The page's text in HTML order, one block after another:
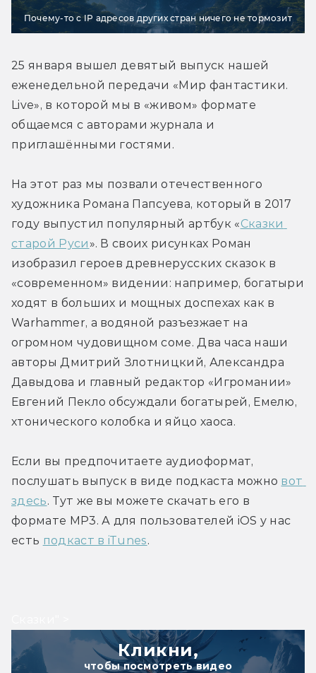
Почему-то с IP адресов других стран ничего не тормозит
25 января вышел девятый выпуск нашей
еженедельной передачи «Мир фантастики.
Live», в которой мы в «живом» формате
общаемся с авторами журнала и
приглашёнными гостями.
На этот раз мы позвали отечественного
художника Романа Папсуева, который в 2017
году выпустил популярный артбук «Сказки
старой Руси ». В своих рисунках Роман
изобразил героев древнерусских сказок в
«современном» видении: например, богатыри
ходят в больших и мощных доспехах как в
Warhammer, а водяной разъезжает на
огромном чудовищном соме. Два часа наши
авторы Дмитрий Злотницкий, Александра
Давыдова и главный редактор «Игромании»
Евгений Пекло обсуждали богатырей, Емелю,
хтонического колобка и яйцо хаоса.
Если вы предпочитаете аудиоформат,
послушать выпуск в виде подкаста можно вот
здесь. Тут же вы можете скачать его в
формате MP3. А для пользователей iOS у нас
есть подкаст в iTunes.
Кликни,
чтобы посмотреть видео